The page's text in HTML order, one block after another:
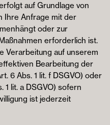
auf Grundlage von
Ihre Anfrage mit der
oder zur
erforderlich ist.
Verarbeitung auf unserem
Bearbeitung der
6 Abs. 1 lit. f DSGVO) oder
1 lit. a DSGVO) sofern
ist jederzeit